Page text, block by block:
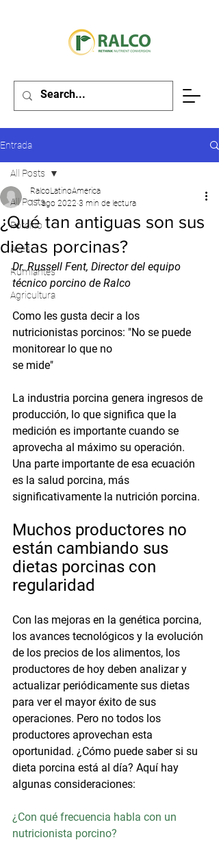
Entrada
All Posts
Porcino
Aves
Rumiantes
Agricultura
All Posts
¿Qué tan antiguas son sus
dietas porcinas?
RalcoLatinoAmerica
17 ago 2022 3 min de lectura
Dr. Russell Fent, Director del equipo
técnico porcino de Ralco
Como les gusta decir a los
nutricionistas porcinos: "No se puede
monitorear lo que no
se mide"
La industria porcina genera ingresos de
producción, lo que significa que la
medición es importante cuando se
aprovecha al máximo su operación.
Una parte importante de esa ecuación
es la salud porcina, más
significativamente la nutrición porcina.
Muchos productores no
están cambiando sus
dietas porcinas con
regularidad
Con las mejoras en la genética porcina,
los avances tecnológicos y la evolución
de los precios de los alimentos, los
productores de hoy deben analizar y
actualizar periódicamente sus dietas
para ver el mayor éxito de sus
operaciones. Pero no todos los
productores aprovechan esta
oportunidad. ¿Cómo puede saber si su
dieta porcina está al día? Aquí hay
algunas consideraciones:
¿Con qué frecuencia habla con un
nutricionista porcino?